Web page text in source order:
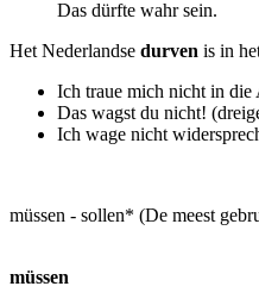
Das dürfte wahr sein.
Het Nederlandse durven is in
Ich traue mich nicht in die
Das wagst du nicht!
Ich wage nicht
müssen - sollen* (De meest
müssen